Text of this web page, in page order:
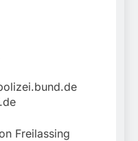
Freilassing